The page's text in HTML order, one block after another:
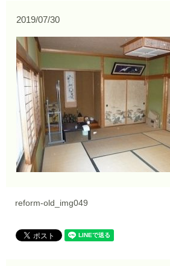
2019/07/30
reform-old_img049